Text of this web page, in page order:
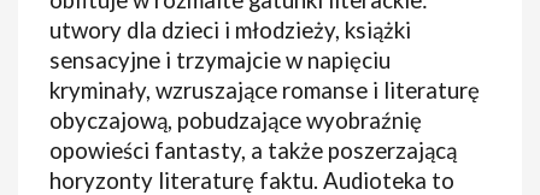
utwory dla dzieci i młodzieży, książki
sensacyjne i trzymajcie w napięciu
kryminały, wzruszające romanse i literaturę
obyczajową, pobudzające wyobraźnię
opowieści fantasty, a także poszerzającą
horyzonty literaturę faktu. Audioteka to